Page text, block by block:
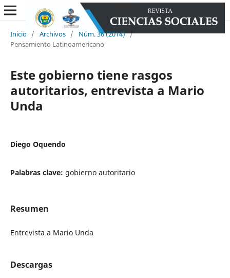
Inicio / Archivos / Núm. 36 (2014) /
Pensamiento Latinoamericano
Este gobierno tiene rasgos
autoritarios, entrevista a Mario
Unda
Diego Oquendo
Palabras clave: gobierno autoritario
Resumen
Entrevista a Mario Unda
Descargas